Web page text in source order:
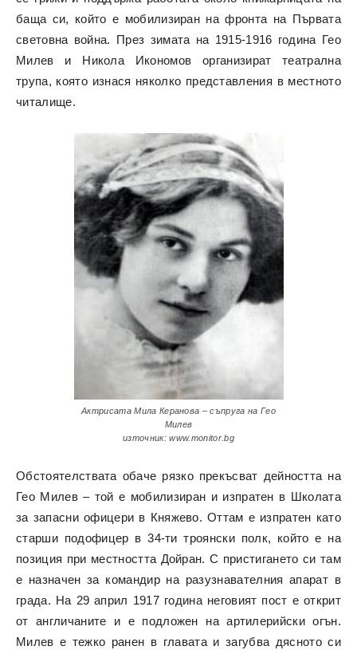
баща си, който е мобилизиран на фронта на Първата
световна война. През зимата на 1915-1916 година Гео
Милев и Никола Икономов организират театрална
трупа, която изнася няколко представления в местното
читалище.
Актрисата Мила Керанова – съпруга на Гео
Милев
източник: www.monitor.bg
Обстоятелствата обаче рязко прекъсват дейността на
Гео Милев – той е мобилизиран и изпратен в Школата
за запасни офицери в Княжево. Оттам е изпратен като
старши подофицер в 34-ти троянски полк, който е на
позиция при местността Дойран. С пристигането си там
е назначен за командир на разузнавателния апарат в
града. На 29 април 1917 година неговият пост е открит
от англичаните и е подложен на артилерийски огън.
Милев е тежко ранен в главата и загубва дясното си